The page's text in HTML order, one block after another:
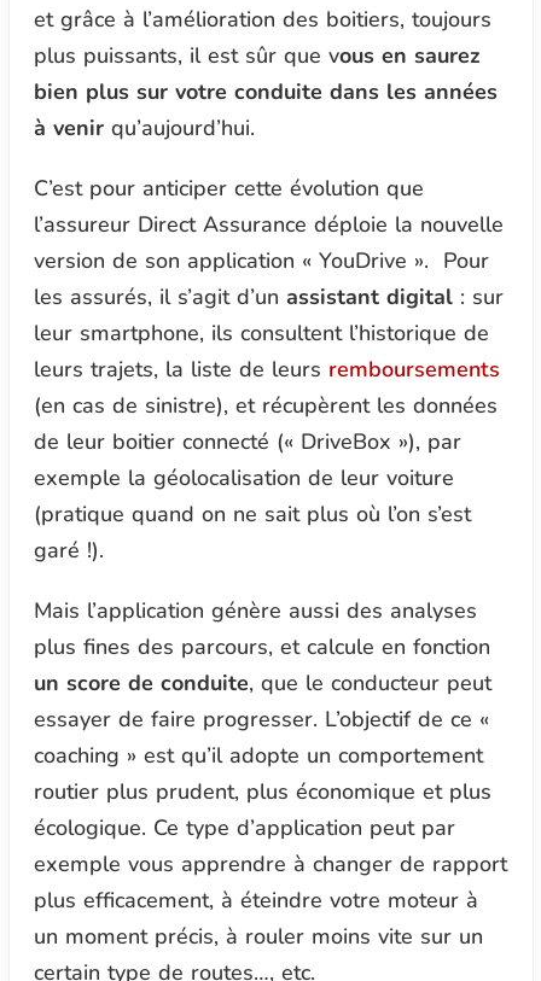
et grâce à l’amélioration des boitiers, toujours
plus puissants, il est sûr que vous en saurez
bien plus sur votre conduite dans les années
à venirqu’aujourd’hui.
C’est pour anticiper cette évolution que
l’assureur Direct Assurance déploie la nouvelle
version de son application « YouDrive ». Pour
les assurés, il s’agit d’un assistant digital : sur
leur smartphone, ils consultent l’historique de
leurs trajets, la liste de leurs remboursements
(en cas de sinistre), et récupèrent les données
de leur boitier connecté (« DriveBox »), par
exemple la géolocalisation de leur voiture
(pratique quand on ne sait plus où l’on s’est
garé !).
Mais l’application génère aussi des analyses
plus fines des parcours, et calcule en fonction
un score de conduite, que le conducteur peut
essayer de faire progresser. L’objectif de ce «
coaching » est qu’il adopte un comportement
routier plus prudent, plus économique et plus
écologique. Ce type d’application peut par
exemple vous apprendre à changer de rapport
plus efficacement, à éteindre votre moteur à
un moment précis, à rouler moins vite sur un
certain type de routes…, etc.